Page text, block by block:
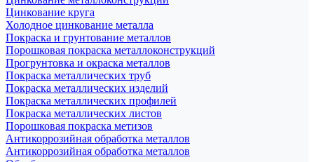
Цинкование круга
Холодное цинкование металла
Покраска и грунтование металлов
Порошковая покраска металлоконструкций
Прогрунтовка и окраска металлов
Покраска металлических труб
Покраска металлических изделий
Покраска металлических профилей
Покраска металлических листов
Порошковая покраска метизов
Антикоррозийная обработка металлов
Антикоррозийная обработка металлов